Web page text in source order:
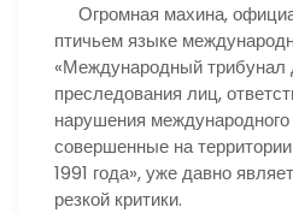
Огромная махина,
птичьем языке
«Международный трибунал
преследования лиц,
нарушения международного
совершенные на
1991 года», уже давно
резкой критики.